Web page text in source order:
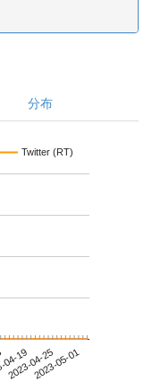
分布
Twitter (RT)
19
2023-04-252023-05-01